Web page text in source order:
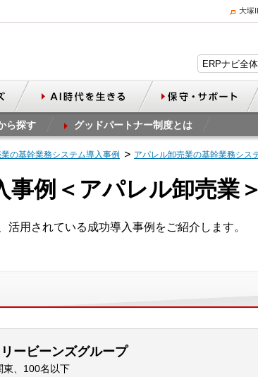
大塚
ら探す グッドパートナー制度とは
の基幹業務システム導入事例 アパレル卸売業の基幹業務シス
事例＜アパレル卸売業
用されている成功導入事例をご紹介します。
ービーンズグループ
東、100名以下